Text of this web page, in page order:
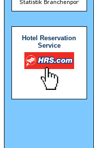
Hotel Reservation
Service